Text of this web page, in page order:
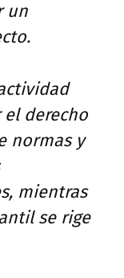
un
derecho
normas y
mientras
se rige